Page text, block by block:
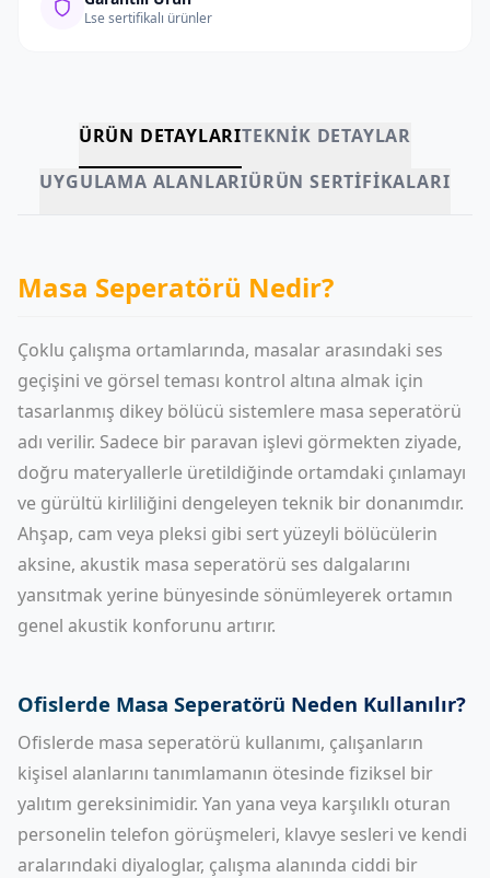
Lse sertifikalı ürünler
ÜRÜN DETAYLARITEKNIK DETAYLAR
UYGULAMA ALANLARIÜRÜN SERTIFIKALARI
Masa Seperatörü Nedir?
Çoklu çalışma ortamlarında, masalar arasındaki ses
geçişini ve görsel teması kontrol altına almak için
tasarlanmış dikey bölücü sistemlere masa seperatörü
adı verilir. Sadece bir paravan işlevi görmekten ziyade,
doğru materyallerle üretildiğinde ortamdaki çınlamayı
ve gürültü kirliliğini dengeleyen teknik bir donanımdır.
Ahşap, cam veya pleksi gibi sert yüzeyli bölücülerin
aksine, akustik masa seperatörü ses dalgalarını
yansıtmak yerine bünyesinde sönümleyerek ortamın
genel akustik konforunu artırır.
Ofislerde Masa Seperatörü Neden Kullanılır?
Ofislerde masa seperatörü kullanımı, çalışanların
kişisel alanlarını tanımlamanın ötesinde fiziksel bir
yalıtım gereksinimidir. Yan yana veya karşılıklı oturan
personelin telefon görüşmeleri, klavye sesleri ve kendi
aralarındaki diyaloglar, çalışma alanında ciddi bir